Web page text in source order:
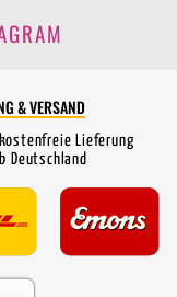
& VERSAND
Lieferung
Deutschland